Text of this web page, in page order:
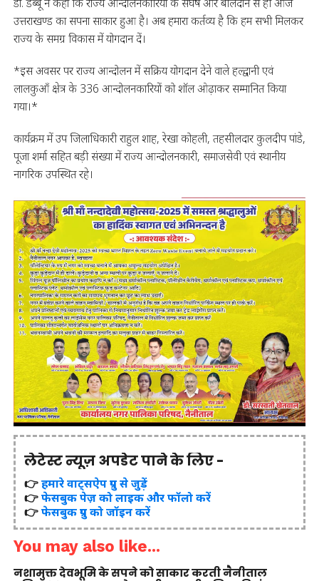
उत्तराखण्ड का सपना साकार हुआ है। अब हमारा कर्तव्य है कि हम सभी मिलकर
राज्य के समग्र विकास में योगदान दें।
*इस अवसर पर राज्य आन्दोलन में सक्रिय योगदान देने वाले हल्द्वानी एवं
लालकुआँ क्षेत्र के 336 आन्दोलनकारियों को शॉल ओढ़ाकर सम्मानित किया
गया।*
कार्यक्रम में उप जिलाधिकारी राहुल शाह, रेखा कोहली, तहसीलदार कुलदीप पांडे,
पूजा शर्मा सहित बड़ी संख्या में राज्य आन्दोलनकारी, समाजसेवी एवं स्थानीय
नागरिक उपस्थित रहे।
लेटेस्ट न्यूज़ अपडेट पाने के लिए -
👉हमारे वाट्सऐप ग्रुप से जुड़ें
👉फेसबुक पेज़ को लाइक और फॉलो करें
👉फेसबुक ग्रुप को जॉइन करें
You may also like...
नशामुक्त देवभूमि के सपने को साकार करती नैनीताल